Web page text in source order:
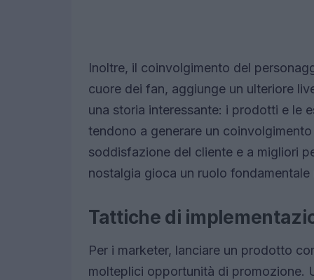
Inoltre, il coinvolgimento del
cuore dei fan, aggiunge un ulteriore
una storia interessante: i prodotti e le
tendono a generare un
soddisfazione del cliente e a migliori
nostalgia gioca un ruolo fondamentale
Tattiche di
Per i marketer, lanciare un prodotto
molteplici opportunità di promozione.